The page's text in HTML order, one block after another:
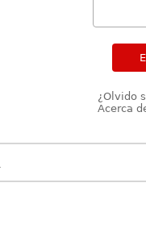
¿Olvido
Acerca